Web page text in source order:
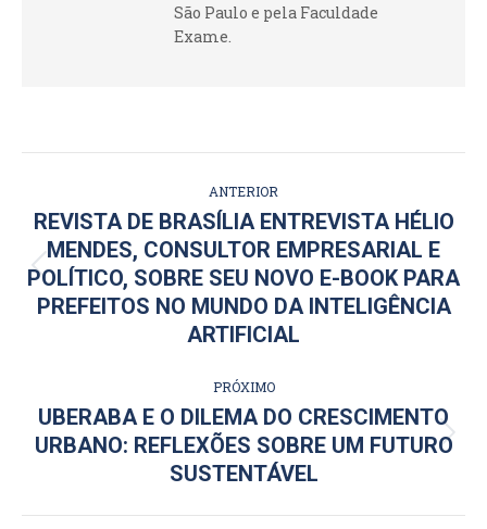
São Paulo e pela Faculdade
Exame.
DE
POST:
ANTERIOR
Post
anterior:
REVISTA DE BRASÍLIA ENTREVISTA HÉLIO
MENDES, CONSULTOR EMPRESARIAL E
POLÍTICO, SOBRE SEU NOVO E-BOOK PARA
PREFEITOS NO MUNDO DA INTELIGÊNCIA
ARTIFICIAL
PRÓXIMO
Próximo
post:
UBERABA E O DILEMA DO CRESCIMENTO
URBANO: REFLEXÕES SOBRE UM FUTURO
SUSTENTÁVEL